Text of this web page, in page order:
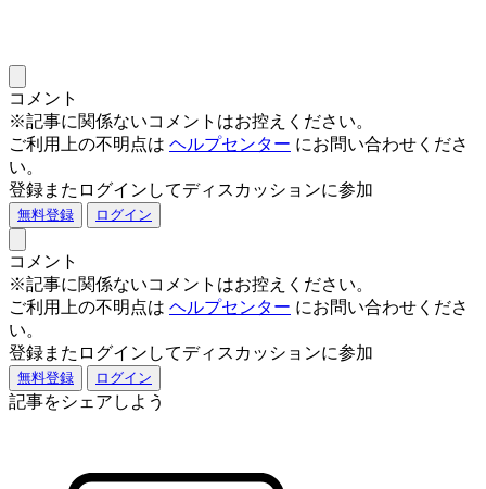
コメント
※記事に関係ないコメントはお控えください。
ご利用上の不明点は ヘルプセンター にお問い合わせくださ
い。
登録またログインしてディスカッションに参加
無料登録 ログイン
コメント
※記事に関係ないコメントはお控えください。
ご利用上の不明点は ヘルプセンター にお問い合わせくださ
い。
登録またログインしてディスカッションに参加
無料登録 ログイン
記事をシェアしよう